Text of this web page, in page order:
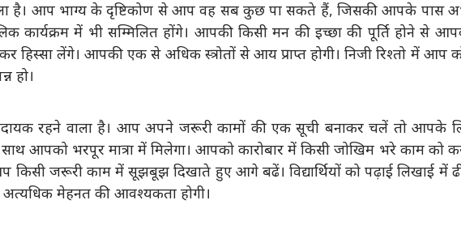
है। आप भाग्य के दृष्टिकोण से आप वह सब कुछ पा सकते हैं, जिसकी आपके पास
कार्यक्रम में भी सम्मिलित होंगे। आपकी किसी मन की इच्छा की पूर्ति होने से
हिस्सा लेंगे। आपकी एक से अधिक स्त्रोतों से आय प्राप्त होगी। निजी रिश्तो में आप
हो।
रहने वाला है। आप अपने जरूरी कामों की एक सूची बनाकर चलें तो आपके
आपको भरपूर मात्रा में मिलेगा। आपको कारोबार में किसी जोखिम भरे काम को
किसी जरूरी काम में सूझबूझ दिखाते हुए आगे बढें। विद्यार्थियों को पढ़ाई लिखाई में
अत्यधिक मेहनत की आवश्यकता होगी।